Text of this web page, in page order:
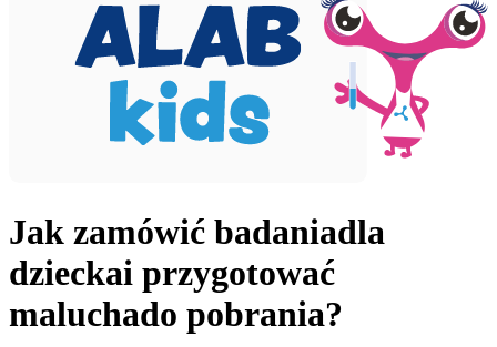
Jak zamówić badaniadla
dzieckai przygotować
maluchado pobrania?